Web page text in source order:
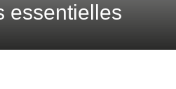
essentielles